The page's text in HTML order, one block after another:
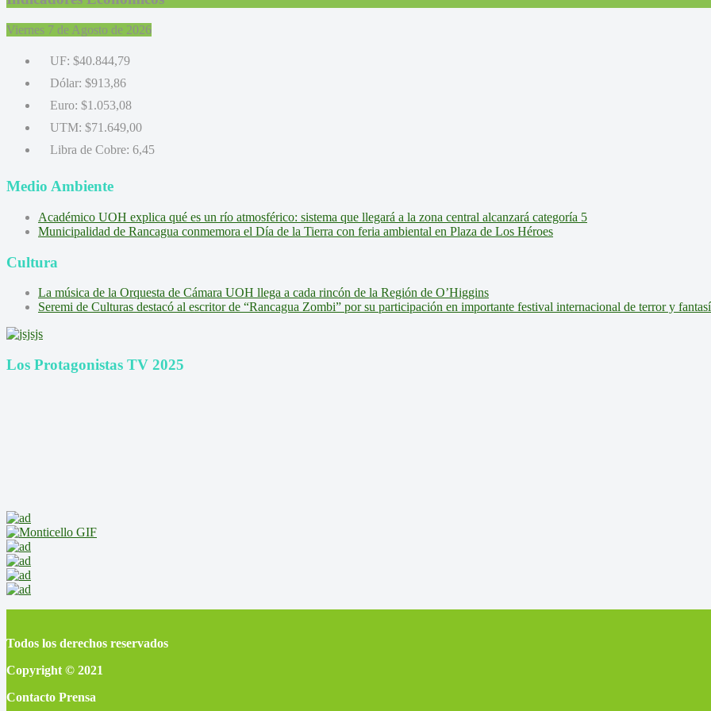
Viernes 7 de Agosto de 2026
UF: $40.844,79
Dólar: $913,86
Euro: $1.053,08
UTM: $71.649,00
Libra de Cobre: 6,45
Medio Ambiente
Académico UOH explica qué es un río atmosférico: sistema que llegará a la zona central alcanzará categoría 5
Municipalidad de Rancagua conmemora el Día de la Tierra con feria ambiental en Plaza de Los Héroes
Cultura
La música de la Orquesta de Cámara UOH llega a cada rincón de la Región de O’Higgins
Seremi de Culturas destacó al escritor de “Rancagua Zombi” por su participación en importante festival internacional de terror y
Los Protagonistas TV 2025
Todos los derechos reservados
Copyright © 2021
Contacto Prensa